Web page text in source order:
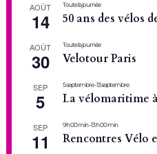
AOÛT
14
Toute la journée
50 ans des vélos
AOÛT
30
Toute la journée
Velotour Paris
SEP
5
5 septembre-13 septembre
La vélomaritime
SEP
11
9 h 00 min-13 h 00 min
Rencontres Vélo